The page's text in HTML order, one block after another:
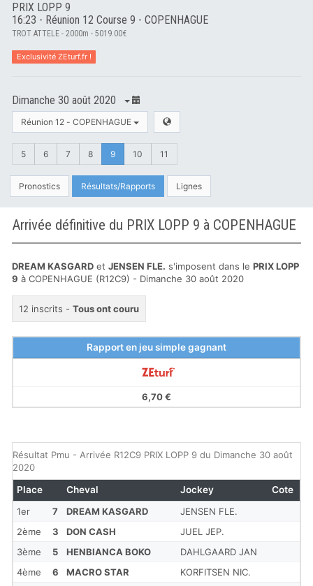
PRIX LOPP 9
16:23 - Réunion 12 Course 9 - COPENHAGUE
TROT ATTELE - 2000m - 5019.00€
Exclusivité ZEturf.fr !
Dimanche 30 août 2020
Réunion 12 - COPENHAGUE
5 6 7 8 9 10 11
Pronostics Résultats/Rapports Lignes
Arrivée définitive du PRIX LOPP 9 à COPENHAGUE
DREAM KASGARD et JENSEN FLE. s'imposent dans le PRIX LOPP
9 à COPENHAGUE (R12C9) - Dimanche 30 août 2020
12 inscrits - Tous ont couru
Rapport en jeu simple gagnant
6,70 €
Résultat Pmu - Arrivée R12C9 PRIX LOPP 9 du Dimanche 30 août
2020
1er 7 DREAM KASGARD
JENSEN FLE.
2ème
3 DON CASH
JUEL JEP.
3ème
5 HENBIANCA BOKO
DAHLGAARD JAN
4ème
6 MACRO STAR
KORFITSEN NIC.
Place Cheval Jockey Cote